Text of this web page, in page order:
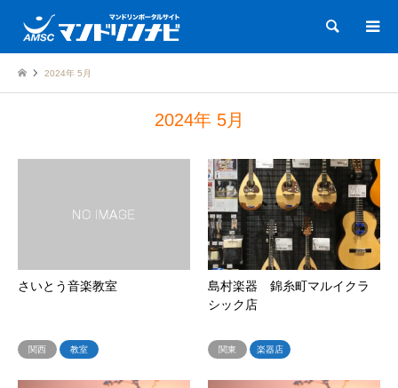
検索
2024年 5月
2024年 5月
さいとう音楽教室
関西 教室
島村楽器 錦糸町マルイクラ
シック店
関東 楽器店